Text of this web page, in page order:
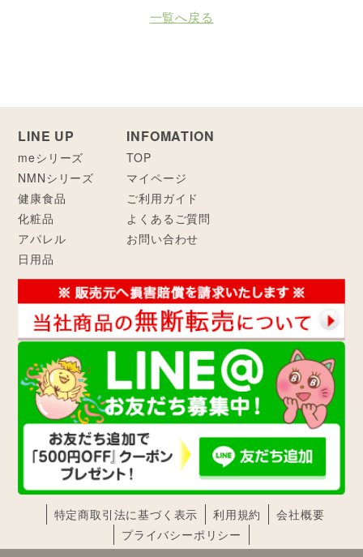
一覧へ戻る
LINE UP
meシリーズ
NMNシリーズ
健康食品
化粧品
アパレル
日用品
INFOMATION
TOP
マイページ
ご利用ガイド
よくあるご質問
お問い合わせ
特定商取引法に基づく表示 利用規約
会社概要
プライバシーポリシー